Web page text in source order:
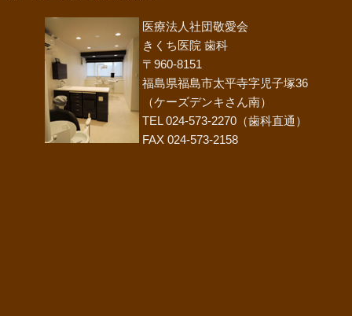
医療法人社団敬愛会
きくち医院 歯科
〒960-8151
福島県福島市太平寺字児子塚36
（ケーズデンキさん南）
TEL 024-573-2270（歯科直通）
FAX 024-573-2158